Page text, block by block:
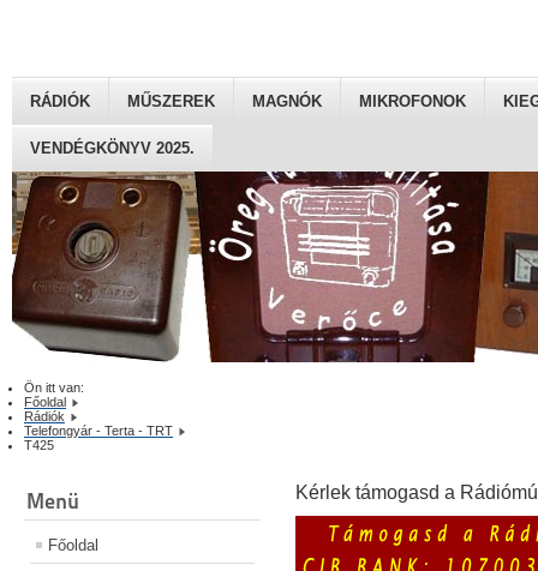
RÁDIÓK MŰSZEREK MAGNÓK MIKROFONOK
VENDÉGKÖNYV 2025.
Ön itt van:
Főoldal
Rádiók
Telefongyár - Terta - TRT
T425
Menü
Főoldal
Kérlek támogasd a